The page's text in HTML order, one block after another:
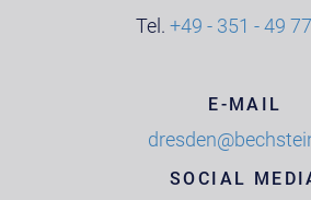
Tel. +49 - 351 - 49
E-MAIL
SOCIAL